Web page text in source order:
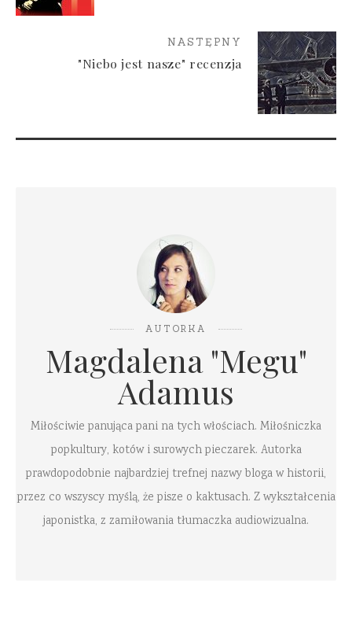
NASTĘPNY
"Niebo jest nasze" recenzja
AUTORKA
Magdalena "Megu"
Adamus
Miłościwie panująca pani na tych włościach. Miłośniczka
popkultury, kotów i surowych pieczarek. Autorka
prawdopodobnie najbardziej trefnej nazwy bloga w historii,
przez co wszyscy myślą, że pisze o kaktusach. Z wykształcenia
japonistka, z zamiłowania tłumaczka audiowizualna.